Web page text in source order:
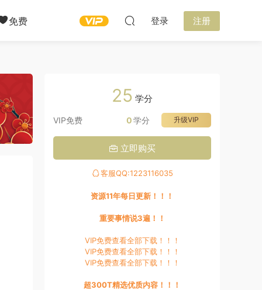
免费 登录 注册
25 学分
VIP免费 升级VIP
0学分
立即购买
客服QQ:1223116035
资源11年每日更新！！！
重要事情说3遍！！
VIP免费查看全部下载！！！
VIP免费查看全部下载！！！
VIP免费查看全部下载！！！
超300T精选优质内容！！！